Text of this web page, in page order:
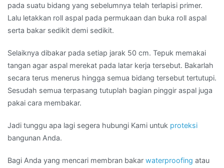
pada suatu bidang yang sebelumnya telah terlapisi primer.
Lalu letakkan roll aspal pada permukaan dan buka roll aspal
serta bakar sedikit demi sedikit.
Selaiknya dibakar pada setiap jarak 50 cm. Tepuk memakai
tangan agar aspal merekat pada latar kerja tersebut. Bakarlah
secara terus menerus hingga semua bidang tersebut tertutupi.
Sesudah semua terpasang tutuplah bagian pinggir aspal juga
pakai cara membakar.
Jadi tunggu apa lagi segera hubungi Kami untuk proteksi
bangunan Anda.
Bagi Anda yang mencari membran bakar waterproofing atau